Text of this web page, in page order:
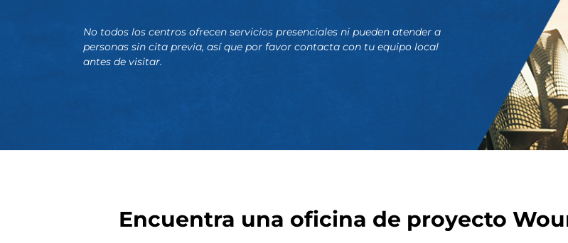
No todos los centros ofrecen servicios presenciales ni pueden atender a
personas sin cita previa, así que por favor contacta con tu equipo local
antes de visitar.
Encuentra una oficina de proyecto